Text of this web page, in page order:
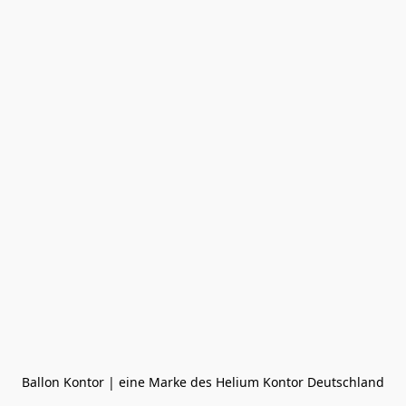
Ballon Kontor | eine Marke des Helium Kontor Deutschland